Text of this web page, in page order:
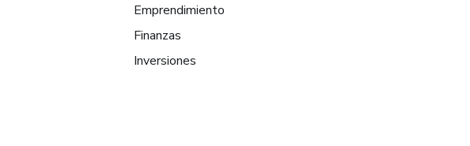
Emprendimiento
Finanzas
Inversiones